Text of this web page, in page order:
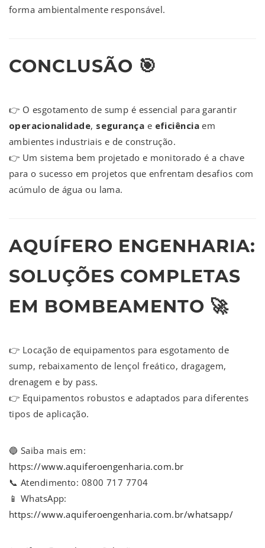
forma ambientalmente responsável.
CONCLUSÃO 🎯
👉 O esgotamento de sump é essencial para garantir
operacionalidade, segurança e eficiência em
ambientes industriais e de construção.
👉 Um sistema bem projetado e monitorado é a chave
para o sucesso em projetos que enfrentam desafios com
acúmulo de água ou lama.
AQUÍFERO ENGENHARIA:
SOLUÇÕES COMPLETAS
EM BOMBEAMENTO 🚀
👉 Locação de equipamentos para esgotamento de
sump, rebaixamento de lençol freático, dragagem,
drenagem e by pass.
👉 Equipamentos robustos e adaptados para diferentes
tipos de aplicação.
🔵 Saiba mais em:
https://www.aquiferoengenharia.com.br
📞 Atendimento: 0800 717 7704
📱 WhatsApp:
https://www.aquiferoengenharia.com.br/whatsapp/